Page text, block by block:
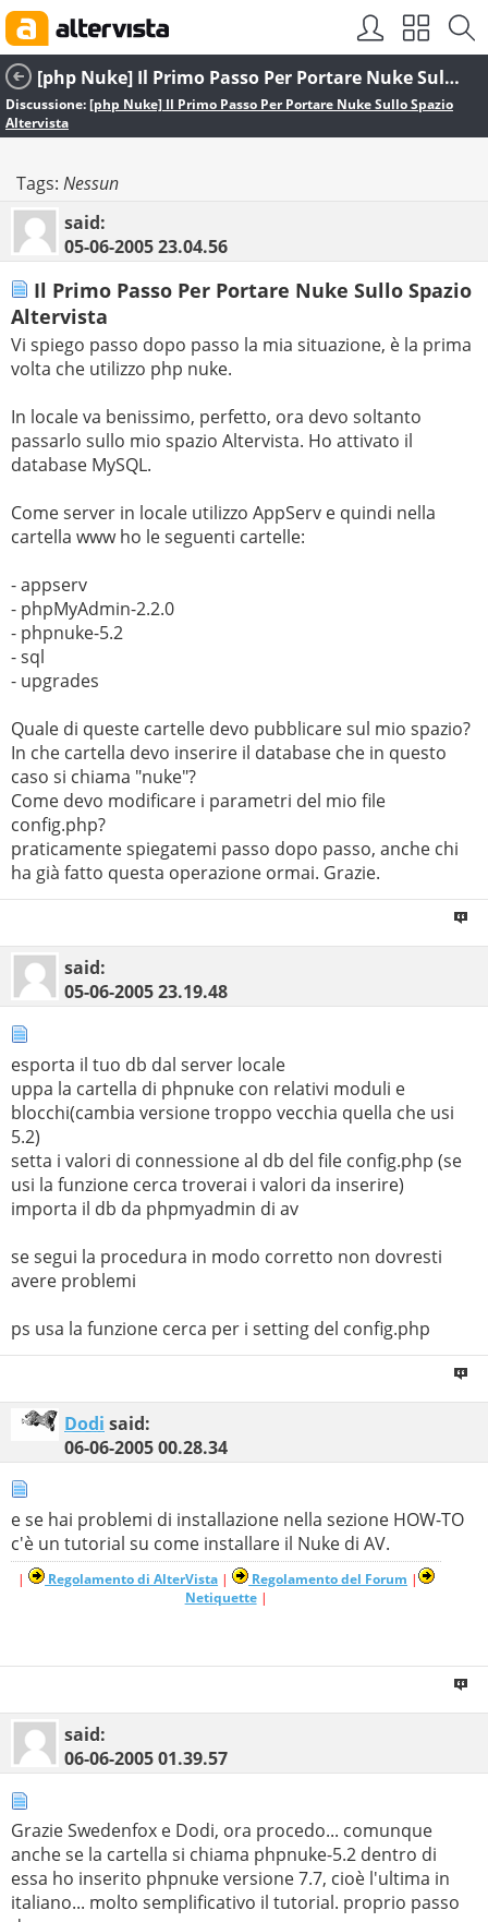
[php Nuke] Il Primo Passo Per Portare Nuke Sullo Spazio Altervista
Discussione:[php Nuke] Il Primo Passo Per Portare Nuke Sullo Spazio
Altervista
Tags: Nessun
said:
05-06-200523.04.56
Il Primo Passo Per Portare Nuke Sullo Spazio
Altervista
Vi spiego passo dopo passo la mia situazione, è la prima
volta che utilizzo php nuke.
In locale va benissimo, perfetto, ora devo soltanto
passarlo sullo mio spazio Altervista. Ho attivato il
database MySQL.
Come server in locale utilizzo AppServ e quindi nella
cartella www ho le seguenti cartelle:
- appserv
- phpMyAdmin-2.2.0
- phpnuke-5.2
- sql
- upgrades
Quale di queste cartelle devo pubblicare sul mio spazio?
In che cartella devo inserire il database che in questo
caso si chiama "nuke"?
Come devo modificare i parametri del mio file
config.php?
praticamente spiegatemi passo dopo passo, anche chi
ha già fatto questa operazione ormai. Grazie.
said:
05-06-200523.19.48
esporta il tuo db dal server locale
uppa la cartella di phpnuke con relativi moduli e
blocchi(cambia versione troppo vecchia quella che usi
5.2)
setta i valori di connessione al db del file config.php (se
usi la funzione cerca troverai i valori da inserire)
importa il db da phpmyadmin di av
se segui la procedura in modo corretto non dovresti
avere problemi
ps usa la funzione cerca per i setting del config.php
Dodi said:
06-06-200500.28.34
e se hai problemi di installazione nella sezione HOW-TO
c'è un tutorial su come installare il Nuke di AV.
| Regolamento di AlterVista | Regolamento del Forum |
Netiquette|
said:
06-06-200501.39.57
Grazie Swedenfox e Dodi, ora procedo... comunque
anche se la cartella si chiama phpnuke-5.2 dentro di
essa ho inserito phpnuke versione 7.7, cioè l'ultima in
italiano... molto semplificativo il tutorial. proprio passo